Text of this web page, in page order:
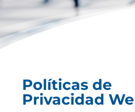
Políticas de
Privacidad